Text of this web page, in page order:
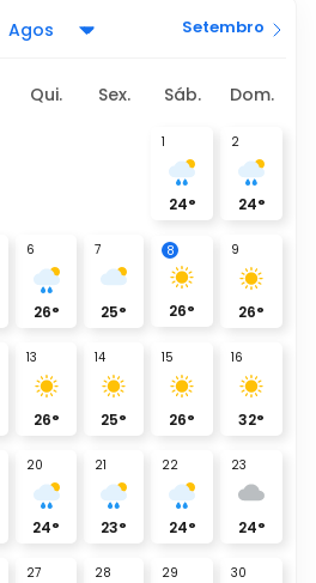
Setembro
Qui. Sex. Sáb. Dom.
1
24°
2
24°
6
26°
7
25°
8
26°
9
26°
13
26°
14
25°
15
26°
16
32°
20
24°
21
23°
22
24°
23
24°
27 28 29 30